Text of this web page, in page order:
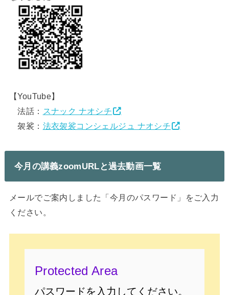
【YouTube】
法話： スナック ナオシチ
袈裟： 法衣袈裟コンシェルジュ ナオシチ
今月の講義zoomURLと過去動画一覧
メールでご案内しました「今月のパスワード」をご入力
ください。
Protected Area